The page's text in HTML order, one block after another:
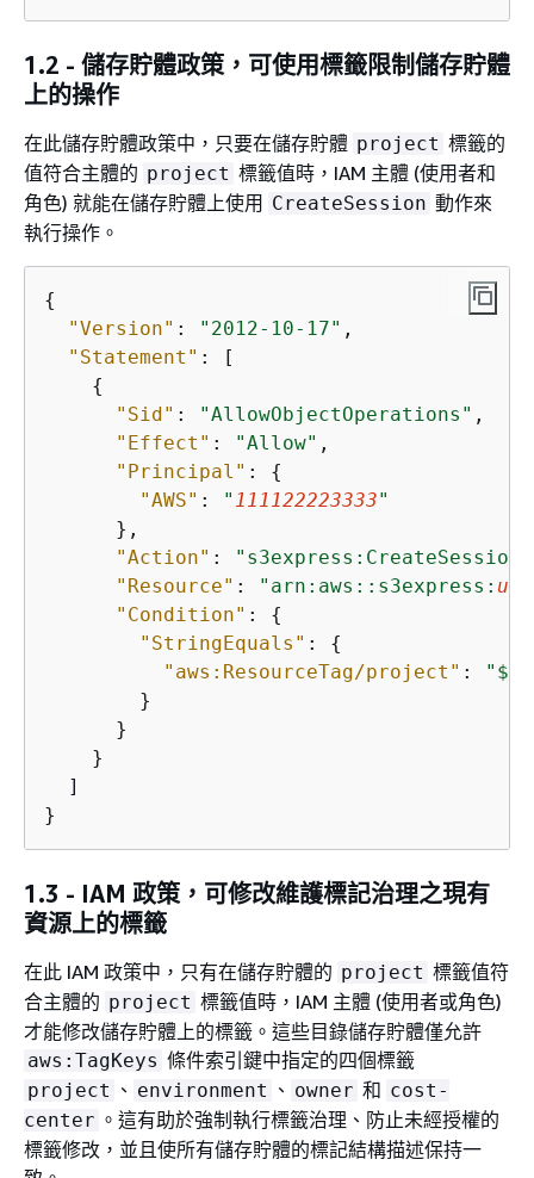
1.2 - 儲存貯體政策，可使用標籤限制儲存貯體
上的操作
在此儲存貯體政策中，只要在儲存貯體 project 標籤的
值符合主體的 project 標籤值時，IAM 主體 (使用者和
角色) 就能在儲存貯體上使用 CreateSession 動作來
執行操作。
{
"Version" : "2012-10-17" ,
"Statement" : [
{
"Sid" : "AllowObjectOperations" ,
"Effect" : "Allow" ,
"Principal" : {
"AWS" : " 111122223333"
      },
"Action" : "s3express:CreateSession"
"Resource" : "arn:aws::s3express:
"Condition" : {
"StringEquals" : {
"aws:ResourceTag/project" : "$
        }
      }
    }
  ]
}
1.3 - IAM 政策，可修改維護標記治理之現有
資源上的標籤
在此 IAM 政策中，只有在儲存貯體的 project 標籤值符
合主體的 project 標籤值時，IAM 主體 (使用者或角色)
才能修改儲存貯體上的標籤。這些目錄儲存貯體僅允許
aws:TagKeys 條件索引鍵中指定的四個標籤
project 、 environment 、 owner 和 cost-
center 。這有助於強制執行標籤治理、防止未經授權的
標籤修改，並且使所有儲存貯體的標記結構描述保持一